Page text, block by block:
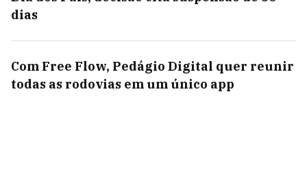
dias
Com Free Flow, Pedágio Digital quer reunir
todas as rodovias em um único app